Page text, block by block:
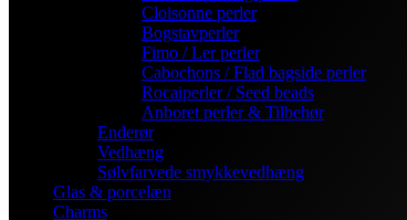
Cloisonne perler
Bogstavperler
Fimo / Ler perler
Cabochons / Flad bagside perler
Rocaiperler / Seed beads
Anboret perler & Tilbehør
Enderør
Vedhæng
Sølvfarvede smykkevedhæng
Glas & porcelæn
Charms